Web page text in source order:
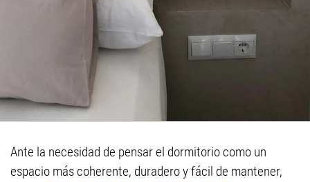
Ante la necesidad de pensar el dormitorio como un
espacio más coherente, duradero y fácil de mantener,